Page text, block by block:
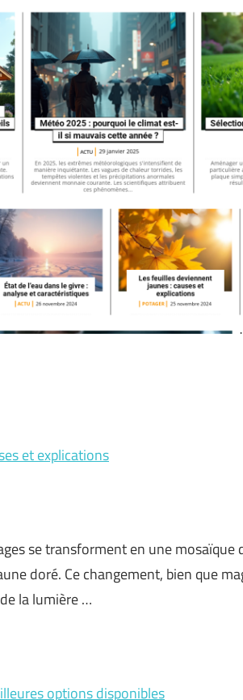
et explications
se transforment en une
doré. Ce changement, bien que
la lumière …
options disponibles